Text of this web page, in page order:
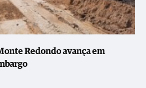
Redondo avança em